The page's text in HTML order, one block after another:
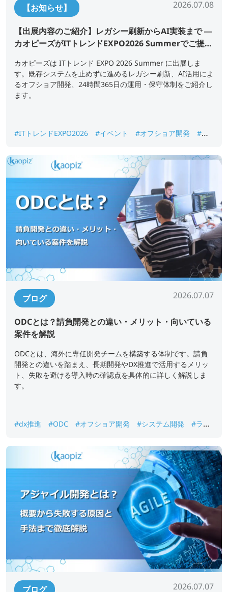
【お知らせ】 2026.07.08
【出展内容のご紹介】レガシー刷新からAI実装まで ―
カオピーズがITトレンドEXPO2026 Summerでご提案
カオピーズは ITトレンド EXPO 2026 Summer に出展しま
す。既存システムを止めずに進めるレガシー刷新、AI活用によ
るオフショア開発、24時間365日の運用・保守体制をご紹介し
ます。
#ITトレンドEXPO2026 #イベント #オフショア開発
#シ
ブログ 2026.07.07
ODCとは？請負開発との違い・メリット・向いている
案件を解説
ODCとは、海外に専任開発チームを構築する体制です。請負
開発との違いを踏まえ、長期開発やDX推進で活用するメリッ
ト、失敗を避ける導入時の確認点を具体的に詳しく解説しま
す。
#dx推進 #ODC #オフショア開発 #システム開発
#ラボ
ブログ 2026.07.07